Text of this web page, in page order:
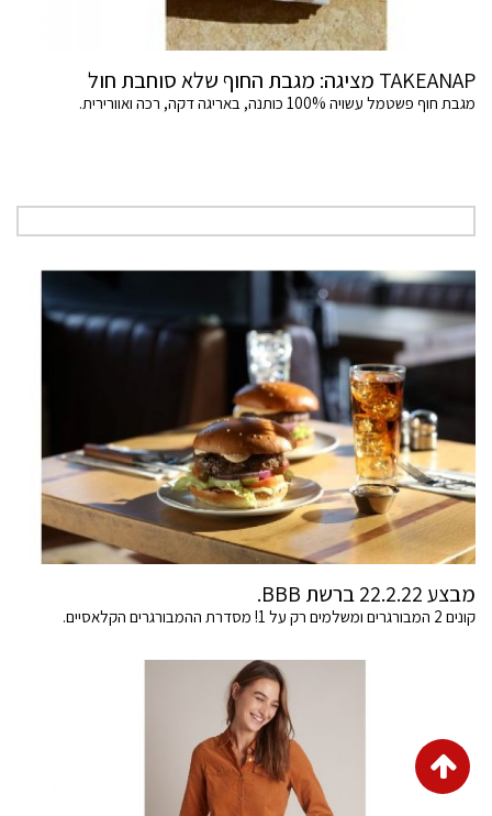
TAKEANAP מציגה: מגבת החוף שלא סוחבת חול
מגבת חוף פשטמל עשויה 100% כותנה, באריגה דקה, רכה ואוורירית.
מבצע 22.2.22 ברשת BBB.
קונים 2 המבורגרים ומשלמים רק על 1! מסדרת ההמבורגרים הקלאסיים.
גלילה
לראש